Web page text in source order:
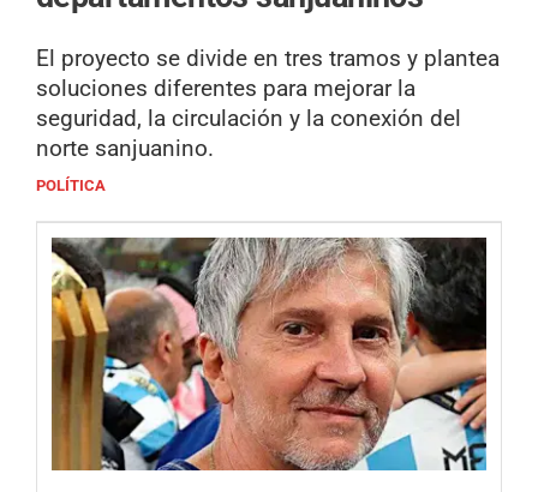
El proyecto se divide en tres tramos y plantea
soluciones diferentes para mejorar la
seguridad, la circulación y la conexión del
norte sanjuanino.
POLÍTICA